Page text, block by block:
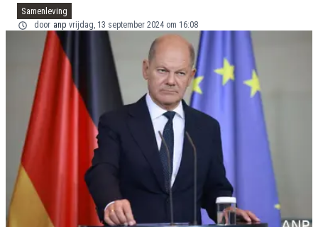
Samenleving
door anp vrijdag, 13 september 2024 om 16:08